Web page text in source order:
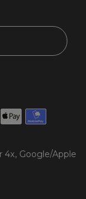
4x, Google/Apple